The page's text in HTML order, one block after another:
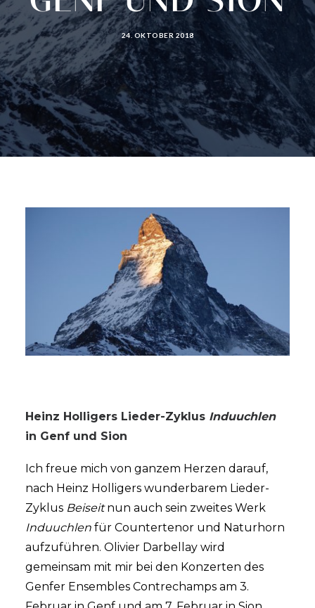
24. OKTOBER 2018
Heinz Holligers Lieder-Zyklus Induuchlen
in Genf und Sion
Ich freue mich von ganzem Herzen darauf,
nach Heinz Holligers wunderbarem Lieder-
Zyklus Beiseitnun auch sein zweites Werk
Induuchlen für Countertenor und Naturhorn
aufzuführen. Olivier Darbellay wird
gemeinsam mit mir bei den Konzerten des
Genfer Ensembles Contrechamps am 3.